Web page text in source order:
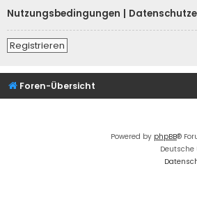
Nutzungsbedingungen
Registrieren
Foren-Übersicht
Powered by phpBB®